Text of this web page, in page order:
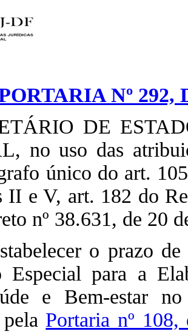
Nº 292,
DE
no uso das
único do art.
II e V, art. 182 do
nº 38.631, de 20
o prazo
Especial para a
e Bem-estar
Portaria nº